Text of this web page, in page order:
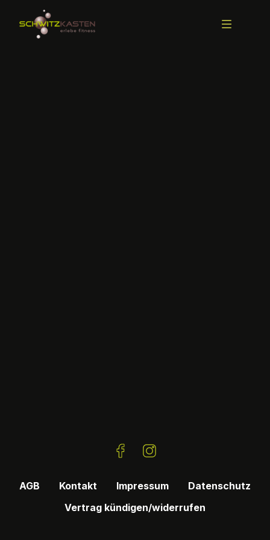
AGB Kontakt Impressum
Datenschutz
Vertrag kündigen/widerrufen